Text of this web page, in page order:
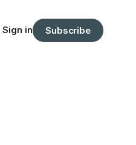
Sign in Subscribe